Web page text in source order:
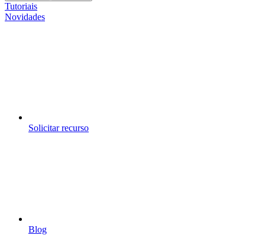
Tutoriais
Novidades
Solicitar recurso
Blog